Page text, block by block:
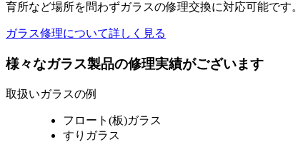
育所など場所を問わずガラスの修理交換に対応可能です。
ガラス修理について詳しく見る
様々なガラス製品の修理実績がございます
取扱いガラスの例
フロート(板)ガラス
すりガラス